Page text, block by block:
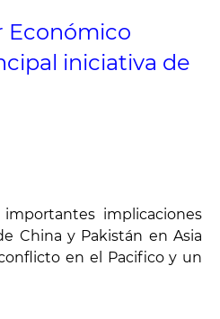
Económico
iniciativa de
implicaciones
China y Pakistán en Asia
en el Pacifico y un